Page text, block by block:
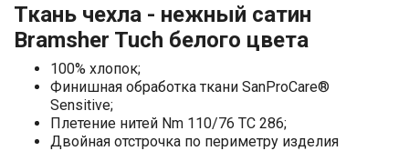
Ткань чехла - нежный сатин
Bramsher Tuch белого цвета
100% хлопок;
Финишная обработка ткани SanProCare®
Sensitive;
Плетение нитей Nm 110/76 TC 286;
Двойная отстрочка по периметру изделия